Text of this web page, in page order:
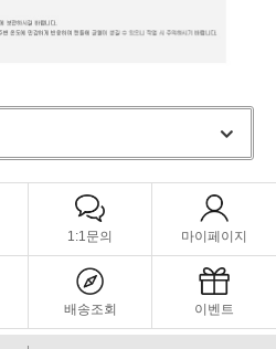
1:1문의 마이페이지
배송조회 이벤트